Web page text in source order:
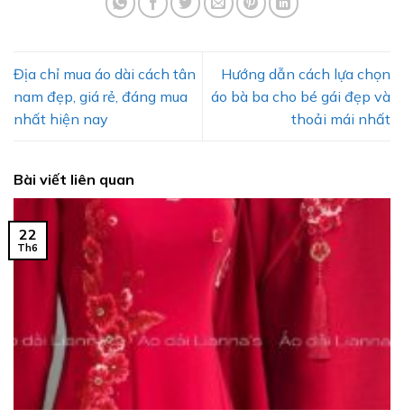
Địa chỉ mua áo dài cách tân
nam đẹp, giá rẻ, đáng mua
nhất hiện nay
Hướng dẫn cách lựa chọn
áo bà ba cho bé gái đẹp và
thoải mái nhất
Bài viết liên quan
22
Th6